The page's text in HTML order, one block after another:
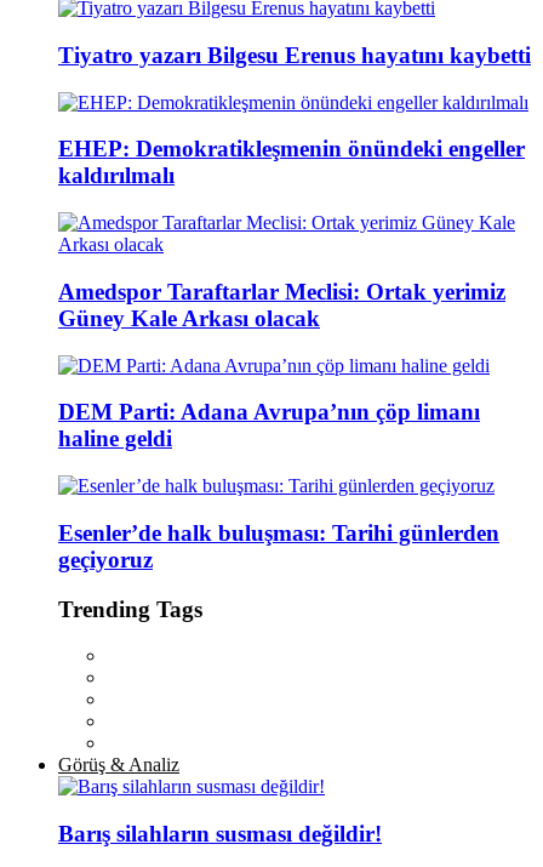
Tiyatro yazarı Bilgesu Erenus hayatını kaybetti
EHEP: Demokratikleşmenin önündeki engeller
kaldırılmalı
Amedspor Taraftarlar Meclisi: Ortak yerimiz
Güney Kale Arkası olacak
DEM Parti: Adana Avrupa’nın çöp limanı
haline geldi
Esenler’de halk buluşması: Tarihi günlerden
geçiyoruz
Trending Tags
Görüş & Analiz
Barış silahların susması değildir!